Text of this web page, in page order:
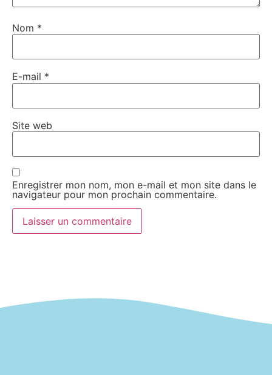
Nom *
E-mail *
Site web
Enregistrer mon nom, mon e-mail et mon site dans le
navigateur pour mon prochain commentaire.